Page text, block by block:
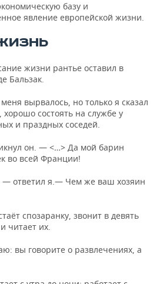
базу и
явление европейской жизни.
жизни рантье оставил в
Бальзак.
вырвалось, но только я сказал
состоять на службе у
и праздных соседей.
он. — <…> Да мой барин
во всей Франции!
ответил я.— Чем же ваш хозяин
спозаранку, звонит в девять
читает их.
вы говорите о развлечениях, а